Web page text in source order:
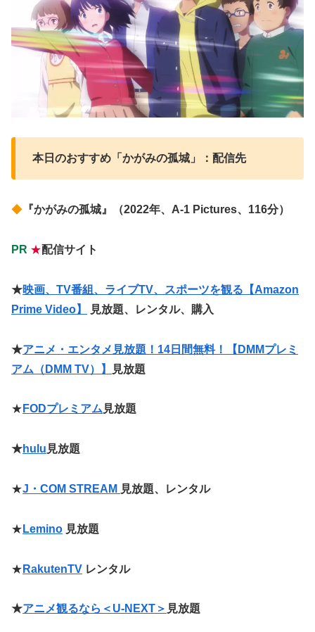
本日のおすすめ「かがみの孤城」：配信先
◆ 『かがみの孤城』（2022年、A-1 Pictures、116分）
PR ★配信サイト
★映画、TV番組、ライブTV、スポーツを観る【Amazon
Prime Video】
見放題、レンタル、購入
★アニメ・エンタメ見放題！14日間無料！【DMMプレミ
アム（DMM TV）】
見放題
★ FODプレミアム 見放題
★hulu 見放題
★J・COM STREAM 見放題、レンタル
★ Lemino 見放題
★ RakutenTV レンタル
★アニメ観るなら＜U-NEXT＞ 見放題